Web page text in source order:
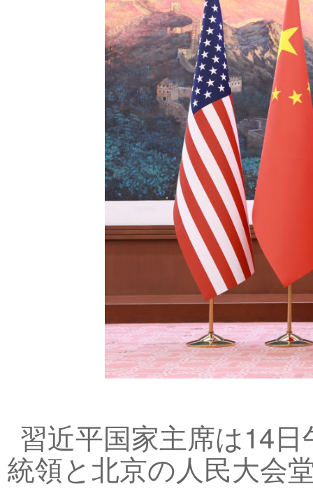
習近平国家主席は14
統領と北京の人民大会